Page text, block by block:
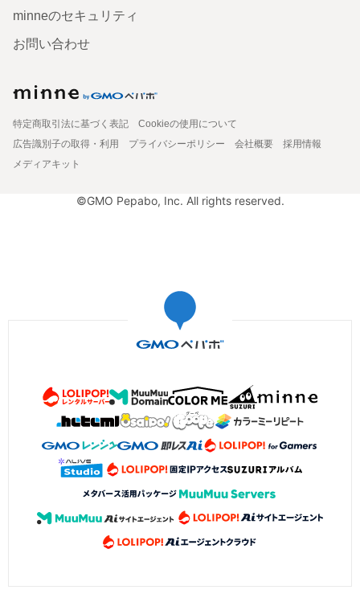
minneのセキュリティ
お問い合わせ
特定商取引法に基づく表記
Cookieの使用について
広告識別子の取得・利用
プライバシーポリシー 会社概要
採用情報
メディアキット
©GMO Pepabo, Inc. All rights reserved.